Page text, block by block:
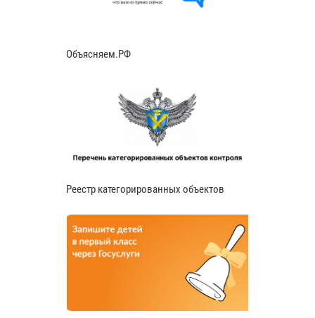
Объясняем.РФ
Реестр категорированных объектов